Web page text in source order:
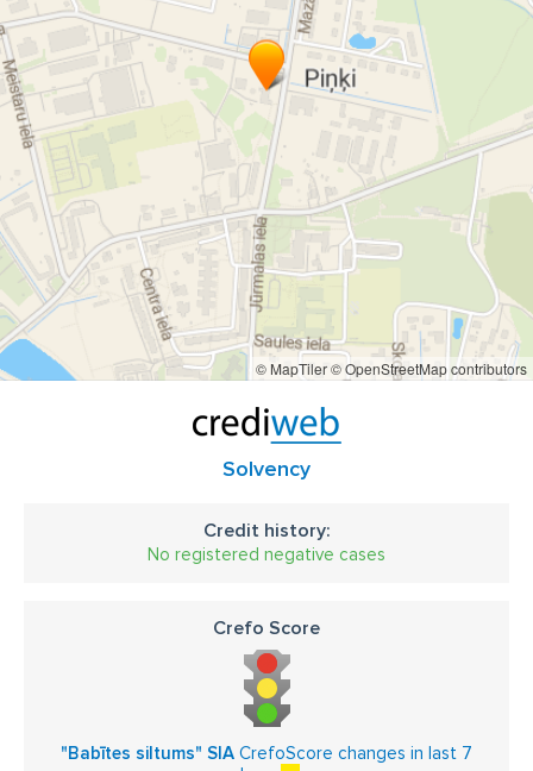
© MapTiler© OpenStreetMap contributors
Solvency
Credit history:
No registered negative cases
Crefo Score
"Babītes siltums" SIA CrefoScore changes in last 7